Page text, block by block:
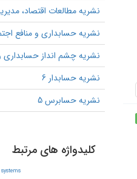
نشریه مطالعات اقتصاد،
نشریه حسابداری و منافع
نشریه چشم انداز حسابداری
نشریه حسابدار 6
نشریه حسابرس 5
کلیدواژه های مرتبط